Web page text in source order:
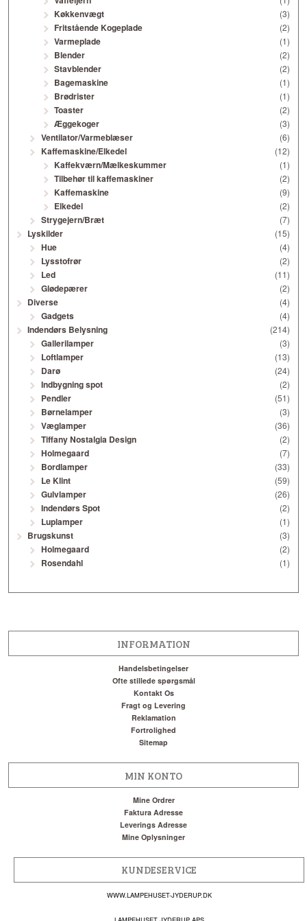
Køkkenvægt (3)
Fritstående Kogeplade (2)
Varmeplade (1)
Blender (2)
Stavblender (2)
Bagemaskine (1)
Brødrister (1)
Toaster (2)
Æggekoger (3)
Ventilator/Varmeblæser (6)
Kaffemaskine/Elkedel (12)
Kaffekværn/Mælkeskummer (1)
Tilbehør til kaffemaskiner (2)
Kaffemaskine (9)
Elkedel (2)
Strygejern/Bræt (7)
Lyskilder (15)
Hue (4)
Lysstofrør (2)
Led (11)
Glødepærer (2)
Diverse (4)
Gadgets (4)
Indendørs Belysning (214)
Gallerilamper (3)
Loftlamper (13)
Darø (24)
Indbygning spot (2)
Pendler (51)
Børnelamper (3)
Væglamper (36)
Tiffany Nostalgia Design (2)
Holmegaard (7)
Bordlamper (33)
Le Klint (59)
Gulvlamper (26)
Indendørs Spot (2)
Luplamper (1)
Brugskunst (3)
Holmegaard (2)
Rosendahl (1)
INFORMATION
Handelsbetingelser
Ofte stillede spørgsmål
Kontakt Os
Fragt og Levering
Reklamation
Fortrolighed
Sitemap
MIN KONTO
Mine Ordrer
Faktura Adresse
Leverings Adresse
Mine Oplysninger
KUNDESERVICE
WWW.LAMPEHUSET-JYDERUP.DK